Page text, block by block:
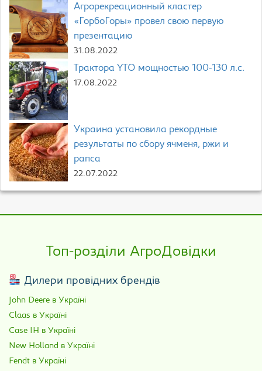
Агрорекреационный кластер
«ГорбоГоры» провел свою первую
презентацию
31.08.2022
Трактора YTO мощностью 100-130 л.с.
17.08.2022
Украина установила рекордные
результаты по сбору ячменя, ржи и
рапса
22.07.2022
Топ-розділи АгроДовідки
Дилери провідних брендів
John Deere в Україні
Claas в Україні
Case IH в Україні
New Holland в Україні
Fendt в Україні